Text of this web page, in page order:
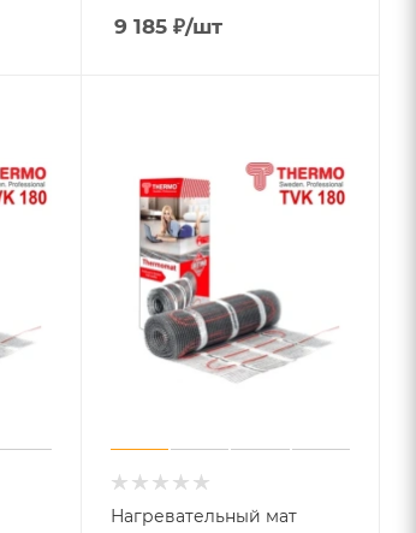
9 185₽/шт
Нагревательный мат